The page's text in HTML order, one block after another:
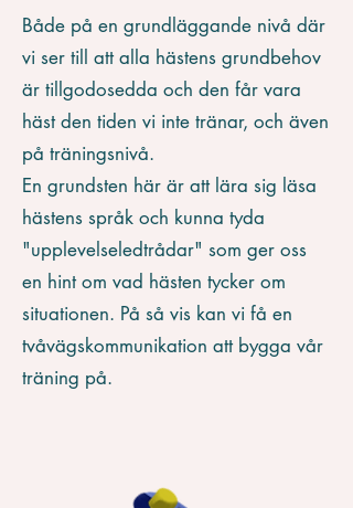
Både på en grundläggande nivå där
vi ser till att alla hästens grundbehov
är tillgodosedda och den får vara
häst den tiden vi inte tränar, och även
på träningsnivå.
En grundsten här är att lära sig läsa
hästens språk och kunna tyda
"upplevelseledtrådar" som ger oss
en hint om vad hästen tycker om
situationen. På så vis kan vi få en
tvåvägskommunikation att bygga vår
träning på.